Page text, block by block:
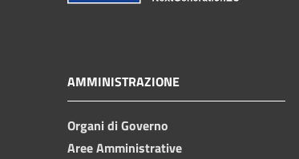
AMMINISTRAZIONE
Organi di Governo
Aree Amministrative